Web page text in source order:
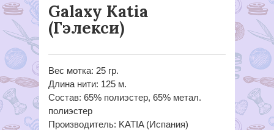
Galaxy Katia
(Гэлекси)
Вес мотка: 25 гр.
Длина нити: 125 м.
Состав: 65% полиэстер, 65% метал.
полиэстер
Производитель: KATIA (Испания)